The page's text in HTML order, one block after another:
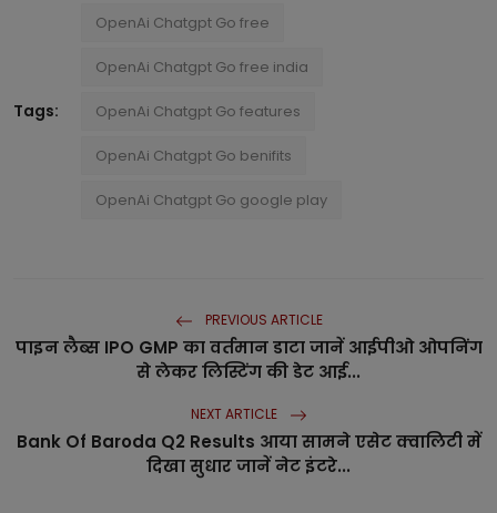
Tags:
OpenAi Chatgpt Go free
OpenAi Chatgpt Go free india
OpenAi Chatgpt Go features
OpenAi Chatgpt Go benifits
OpenAi Chatgpt Go google play
PREVIOUS ARTICLE
पाइन लैब्स IPO GMP का वर्तमान डाटा जानें आईपीओ ओपनिंग
से लेकर लिस्टिंग की डेट आई...
NEXT ARTICLE
Bank Of Baroda Q2 Results आया सामने एसेट क्वालिटी में
दिखा सुधार जानें नेट इंटरे...